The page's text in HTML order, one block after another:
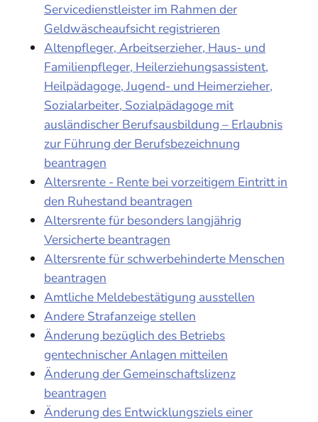
Servicedienstleister im Rahmen der
Geldwäscheaufsicht registrieren
Altenpfleger, Arbeitserzieher, Haus- und
Familienpfleger, Heilerziehungsassistent,
Heilpädagoge, Jugend- und Heimerzieher,
Sozialarbeiter, Sozialpädagoge mit
ausländischer Berufsausbildung – Erlaubnis
zur Führung der Berufsbezeichnung
beantragen
Altersrente - Rente bei vorzeitigem Eintritt in
den Ruhestand beantragen
Altersrente für besonders langjährig
Versicherte beantragen
Altersrente für schwerbehinderte Menschen
beantragen
Amtliche Meldebestätigung ausstellen
Andere Strafanzeige stellen
Änderung bezüglich des Betriebs
gentechnischer Anlagen mitteilen
Änderung der Gemeinschaftslizenz
beantragen
Änderung des Entwicklungsziels einer